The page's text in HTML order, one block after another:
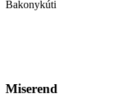
Bakonykúti
Miserend